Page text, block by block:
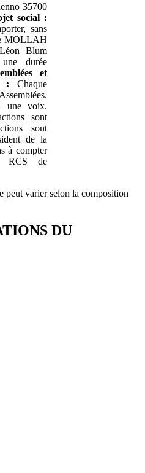
35700
social :
sans
MOLLAH
Blum
durée
et
: Chaque
une voix.
sont
sont
de la
à compter
RCS de
peut varier selon la composition
DU